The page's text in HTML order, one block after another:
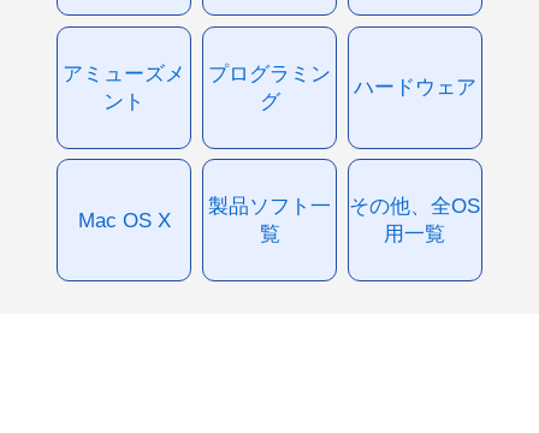
アミューズメ
ント
プログラミン
グ
ハードウェア
Mac OS X
製品ソフト一
覧
その他、全OS
用一覧